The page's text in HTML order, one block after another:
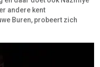
andere kent
Buren, probeert zich